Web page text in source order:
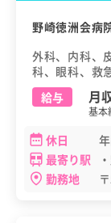
野崎徳洲会病
外科、内科、
科、眼科、救
化器内科、心
科、泌尿器科
腔外科、健診
給与 月
基本
休日
最寄り駅
勤務地